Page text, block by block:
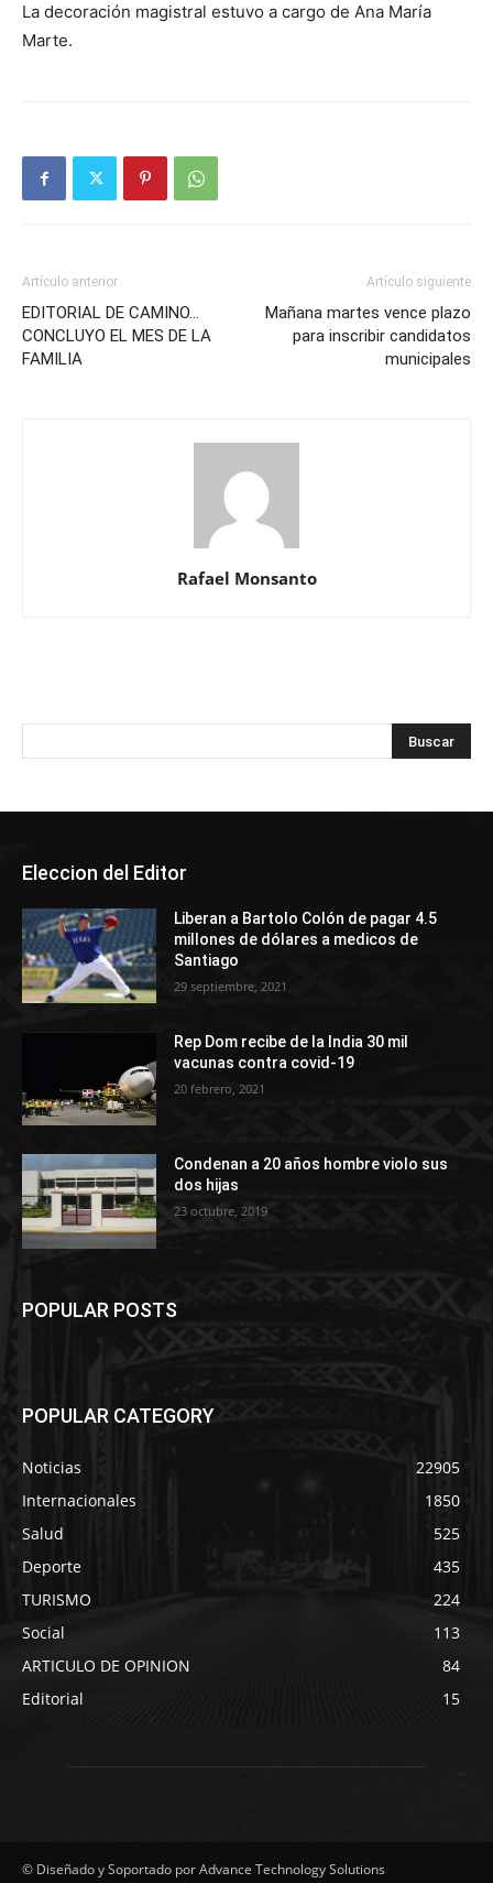
La decoración magistral estuvo a cargo de Ana María
Marte.
Artículo anterior
EDITORIAL DE CAMINO…
CONCLUYO EL MES DE LA
FAMILIA
Artículo siguiente
Mañana martes vence plazo
para inscribir candidatos
municipales
Rafael Monsanto
Eleccion del Editor
Liberan a Bartolo Colón de pagar 4.5
millones de dólares a medicos de
Santiago
29 septiembre, 2021
Rep Dom recibe de la India 30 mil
vacunas contra covid-19
20 febrero, 2021
Condenan a 20 años hombre violo sus
dos hijas
23 octubre, 2019
POPULAR POSTS
POPULAR CATEGORY
Noticias
22905
Internacionales
1850
Salud
525
Deporte
435
TURISMO
224
Social
113
ARTICULO DE OPINION
84
Editorial
15
© Diseñado y Soportado por Advance Technology Solutions